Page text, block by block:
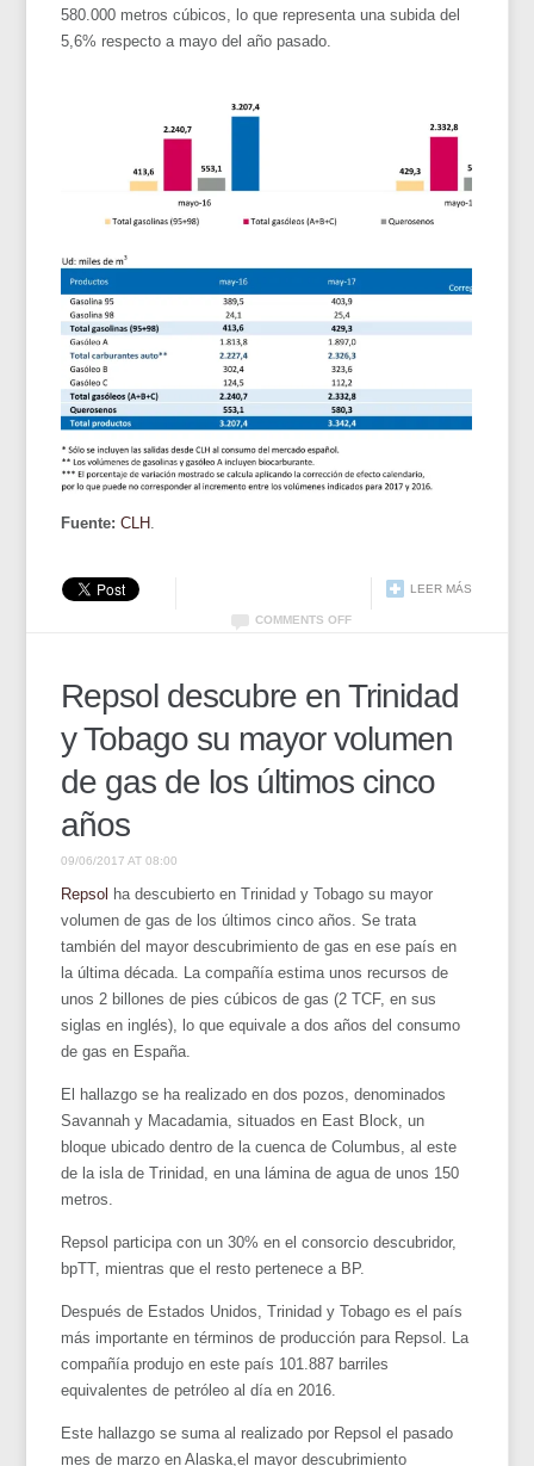
580.000 metros cúbicos, lo que representa una subida del
5,6% respecto a mayo del año pasado.
Fuente: CLH
LEER MÁS
COMMENTS OFF
Repsol descubre en Trinidad
y Tobago su mayor volumen
de gas de los últimos cinco
años
09/06/2017 AT 08:00
Repsol ha descubierto en Trinidad y Tobago su mayor
volumen de gas de los últimos cinco años. Se trata
también del mayor descubrimiento de gas en ese país en
la última década. La compañía estima unos recursos de
unos 2 billones de pies cúbicos de gas (2 TCF, en sus
siglas en inglés), lo que equivale a dos años del consumo
de gas en España.
El hallazgo se ha realizado en dos pozos, denominados
Savannah y Macadamia, situados en East Block, un
bloque ubicado dentro de la cuenca de Columbus, al este
de la isla de Trinidad, en una lámina de agua de unos 150
metros.
Repsol participa con un 30% en el consorcio descubridor,
bpTT, mientras que el resto pertenece a BP.
Después de Estados Unidos, Trinidad y Tobago es el país
más importante en términos de producción para Repsol. La
compañía produjo en este país 101.887 barriles
equivalentes de petróleo al día en 2016.
Este hallazgo se suma al realizado por Repsol el pasado
mes de marzo en Alaska,el mayor descubrimiento